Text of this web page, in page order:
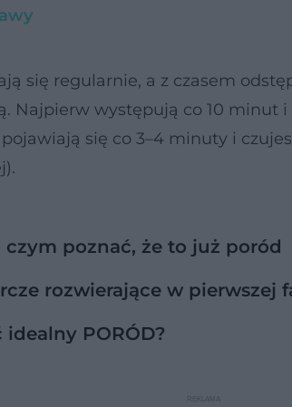
się regularnie, a z czasem
Najpierw występują co 10 minut
się co 3–4 minuty i
czym poznać, że to już poród
rozwierające w pierwszej
PORÓD?